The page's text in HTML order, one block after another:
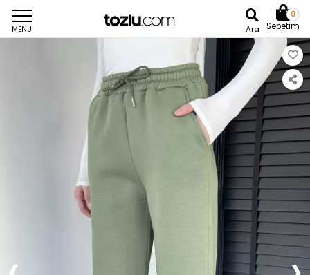
MENU Ara
0
Sepetim